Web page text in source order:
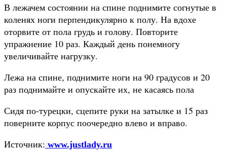
В лежачем состоянии на спине поднимите согнутые в
коленях ноги перпендикулярно к полу. На вдохе
оторвите от пола грудь и голову. Повторите
упражнение 10 раз. Каждый день понемногу
увеличивайте нагрузку.
Лежа на спине, поднимите ноги на 90 градусов и 20
раз поднимайте и опускайте их, не касаясь пола
Сидя по-турецки, сцепите руки на затылке и 15 раз
поверните корпус поочередно влево и вправо.
Источник: www.justlady.ru